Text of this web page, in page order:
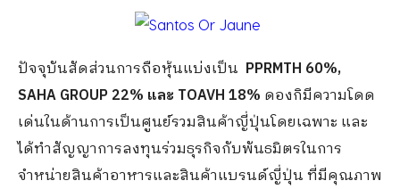
ปัจจุบันสัดส่วนการถือหุ้นแบ่งเป็น PPRMTH 60%,
SAHA GROUP 22% และ TOAVH 18% ดองกิมีความโดด
เด่นในด้านการเป็นศูนย์รวมสินค้าญี่ปุ่นโดยเฉพาะ และ
ได้ทำสัญญาการลงทุนร่วมธุรกิจกับพันธมิตรในการ
จำหน่ายสินค้าอาหารและสินค้าแบรนด์ญี่ปุ่น ที่มีคุณภาพ